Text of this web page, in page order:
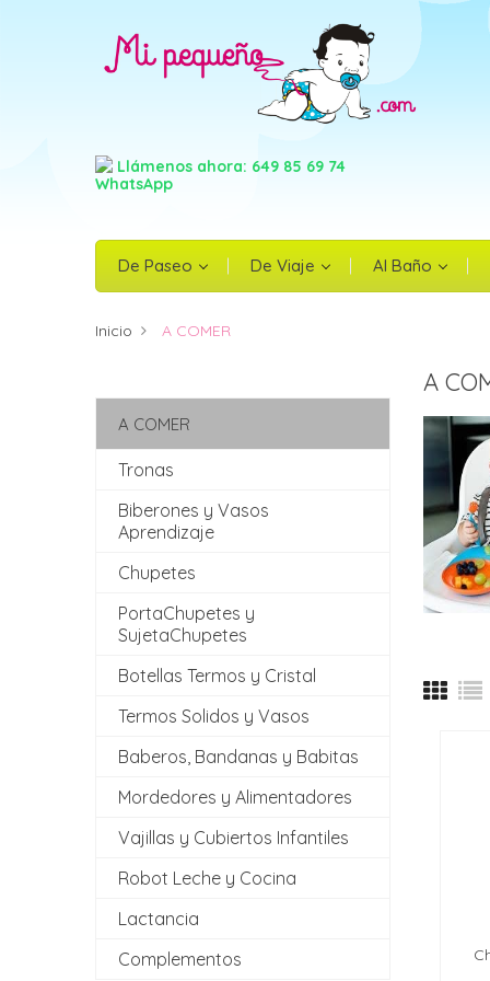
Llámenos ahora: 649 85 69 74
De Paseo De Viaje Al Baño
Inicio A COMER
A COMER
Tronas
Biberones y Vasos
Aprendizaje
Chupetes
PortaChupetes y
SujetaChupetes
Botellas Termos y Cristal
Termos Solidos y Vasos
Baberos, Bandanas y Babitas
Mordedores y Alimentadores
Vajillas y Cubiertos Infantiles
Robot Leche y Cocina
Lactancia
Complementos
A